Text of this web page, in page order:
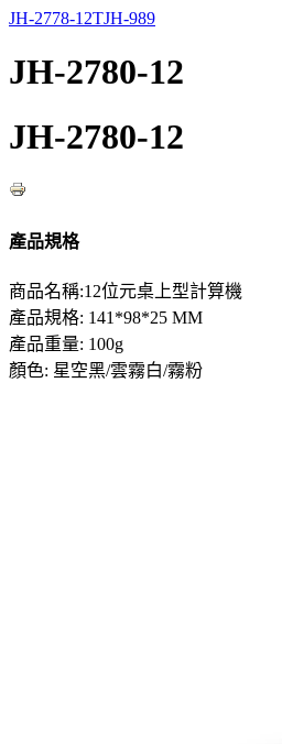
JH-2778-12TJH-989
JH-2780-12
JH-2780-12
產品規格
商品名稱:12位元桌上型計算機
產品規格: 141*98*25 MM
產品重量: 100g
顏色: 星空黑/雲霧白/霧粉